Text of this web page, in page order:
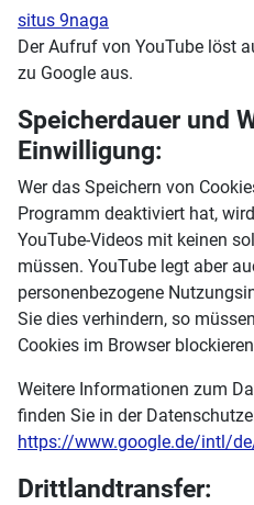
situs 9naga
Der Aufruf von YouTube löst
zu Google aus.
Speicherdauer und
Einwilligung:
Wer das Speichern von
Programm deaktiviert hat,
YouTube-Videos mit keinen
müssen. YouTube legt aber
personenbezogene
Sie dies verhindern, so
Cookies im Browser
Weitere Informationen zum
finden Sie in der
https://www.google.de/intl/
Drittlandtransfer: